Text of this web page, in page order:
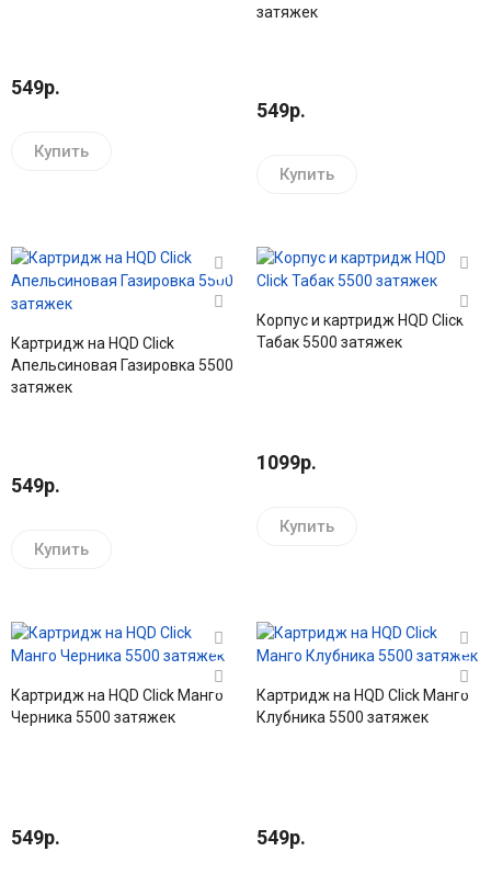
549р.
Купить
затяжек
549р.
Купить
Картридж на HQD Click
Апельсиновая Газировка 5500
затяжек
549р.
Купить
Корпус и картридж HQD Click
Табак 5500 затяжек
1099р.
Купить
Картридж на HQD Click Манго
Черника 5500 затяжек
549р.
Картридж на HQD Click Манго
Клубника 5500 затяжек
549р.